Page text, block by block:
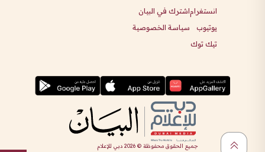
انستغرام
يوتيوب
تيك توك
اشترك في البيان
سياسة الخصوصية
جميع الحقوق محفوظة ©2026 دبي للإعلام